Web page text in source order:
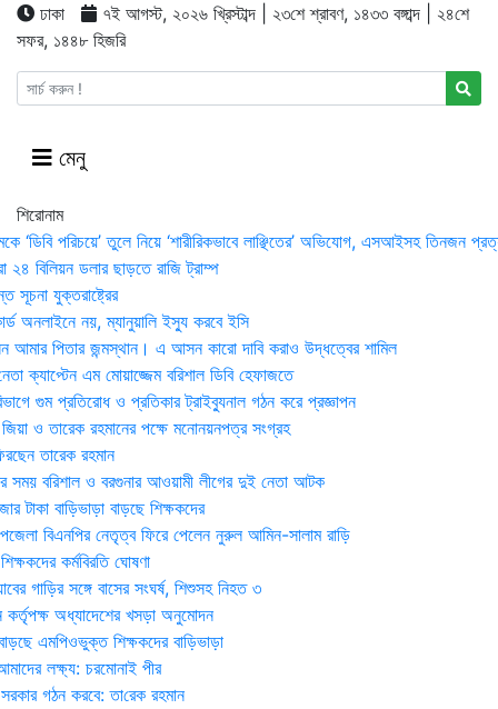
ঢাকা
৭ই আগস্ট, ২০২৬ খ্রিস্টাব্দ | ২৩শে শ্রাবণ, ১৪৩৩ বঙ্গাব্দ | ২৪শে
সফর, ১৪৪৮ হিজরি
মেনু
শিরোনাম
‘ডিবি পরিচয়ে’ তুলে নিয়ে ‘শারীরিকভাবে লাঞ্ছিতের’ অভিযোগ, এসআইসহ তিনজন
২৪ বিলিয়ন ডলার ছাড়তে রাজি ট্রাম্প
সূচনা যুক্তরাষ্ট্রের
অনলাইনে নয়, ম্যানুয়ালি ইস্যু করবে ইসি
পিতার জন্মস্থান। এ আসন কারো দাবি করাও উদ্ধত্বের শামিল
ক্যাপ্টেন এম মোয়াজ্জেম বরিশাল ডিবি হেফাজতে
গুম প্রতিরোধ ও প্রতিকার ট্রাইব্যুনাল গঠন করে প্রজ্ঞাপন
ও তারেক রহমানের পক্ষে মনোনয়নপত্র সংগ্রহ
তারেক রহমান
সময় ব‌রিশাল ও বরগুনার আওয়ামী লীগের দুই নেতা আটক
টাকা বাড়িভাড়া বাড়ছে শিক্ষকদের
বিএনপির নেতৃত্ব ফিরে পেলেন নুরুল আমিন-সালাম রাড়ি
কর্মবিরতি ঘোষণা
গাড়ির সঙ্গে বাসের সংঘর্ষ, শিশুসহ নিহত ৩
কর্তৃপক্ষ অধ্যাদেশের খসড়া অনুমোদন
এমপিওভুক্ত শিক্ষকদের বাড়িভাড়া
লক্ষ্য: চরমোনাই পীর
গঠন করবে: তা‌রেক রহমান